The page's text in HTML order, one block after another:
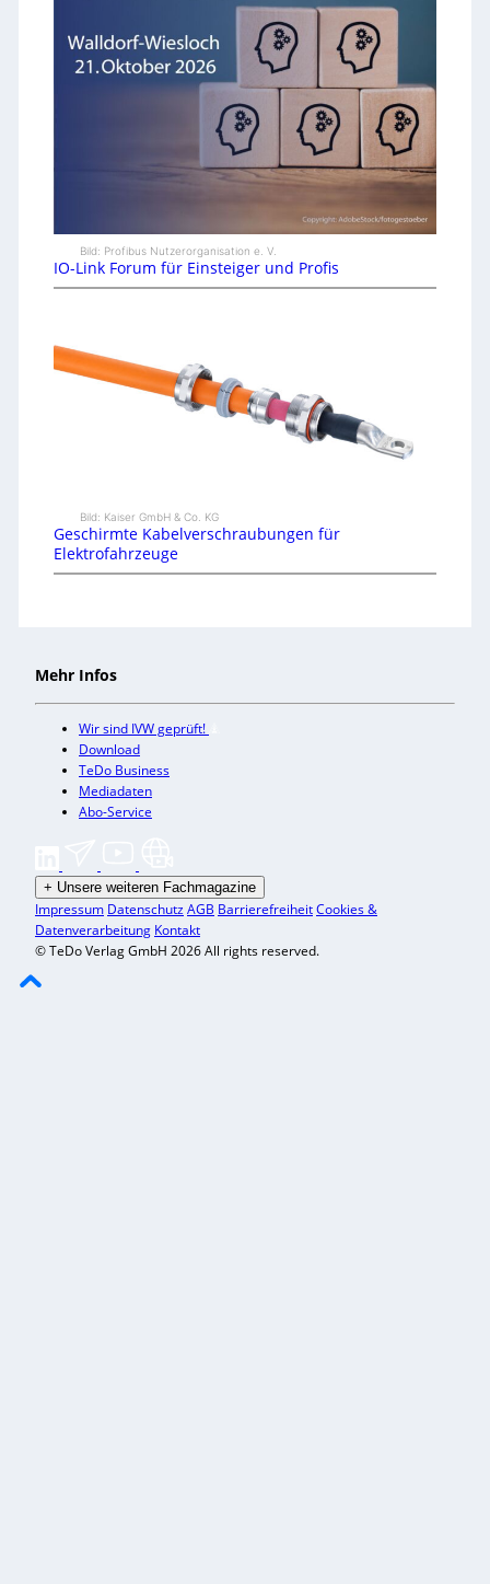
Bild: Profibus Nutzerorganisation e. V.
IO-Link Forum für Einsteiger und Profis
Bild: Kaiser GmbH & Co. KG
Geschirmte Kabelverschraubungen für
Elektrofahrzeuge
Mehr Infos
Wir sind IVW geprüft!
Download
TeDo Business
Mediadaten
Abo-Service
+ Unsere weiteren Fachmagazine
Impressum DatenschutzAGB BarrierefreiheitCookies &
Datenverarbeitung Kontakt
© TeDo Verlag GmbH 2026 All rights reserved.